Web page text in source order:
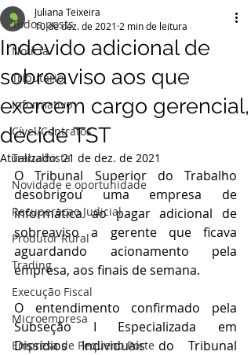
Todos posts
Notícia
Tributário
Informativo
Cível/Contratos
Trabalhista
Novidade e oportunidade
Recuperacao Judicial
Produtor Rural
Trading
Execução Fiscal
Microempresa
Empresa de Pequeno Porte
Indevido adicional de
sobreaviso aos que
exercem cargo gerencial,
decide TST
Juliana Teixeira
10 de dez. de 2021 2 min de leitura
Atualizado:21 de dez. de 2021
O Tribunal Superior do Trabalho
desobrigou uma empresa de
informática ao pagar adicional de
sobreaviso a gerente que ficava
aguardando acionamento pela
empresa, aos finais de semana.
O entendimento confirmado pela
Subseção I Especializada em
Dissídios Individuais do Tribunal